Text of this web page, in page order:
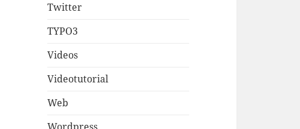
Twitter
TYPO3
Videos
Videotutorial
Web